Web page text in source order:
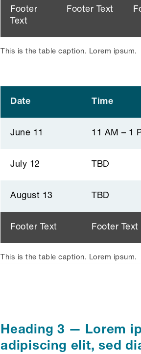
Footer
Text
Footer Text
This is the table caption. Lorem ipsum.
Date Time
June 11 11 AM – 1
July 12 TBD
August 13 TBD
Footer Text Footer Text
This is the table caption. Lorem ipsum.
Heading 3 — Lorem
adipiscing elit, sed